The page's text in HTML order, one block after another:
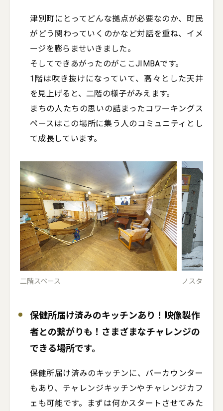
津別町にとってどんな拠点が必要なのか、町民
がどう関わっていくのかなど対話を重ね、イメ
ージを膨らませいきました。
そしてできあがったのがここJIMBAです。
1階は吹き抜けになっていて、高々とした天井
を見上げると、二階の様子がみえます。
まちの人たちの思いの詰まったコワーキングス
ペースはこの場所に集う人のコミュニティとし
て成長しています。
二階スペース ノスタルジ
保健所届け済みのキッチンあり！映像製作
者との繋がりも！さまざまなチャレンジの
できる場所です。
保健所届け済みのキッチンに、バーカウンター
もあり、チャレンジキッチンやチャレンジカフ
ェも可能です。まずは何かスタートさせてみた